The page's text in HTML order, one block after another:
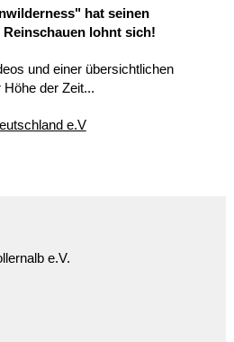
hat seinen
lohnt sich!
und einer übersichtlichen
der Zeit...
e.V
e.V.